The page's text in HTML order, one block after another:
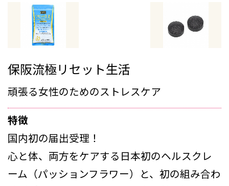
保阪流極リセット生活
頑張る女性のためのストレスケア
特徴
国内初の届出受理！
心と体、両方をケアする日本初のヘルスクレ
ーム（パッションフラワー）と、初の組み合わ